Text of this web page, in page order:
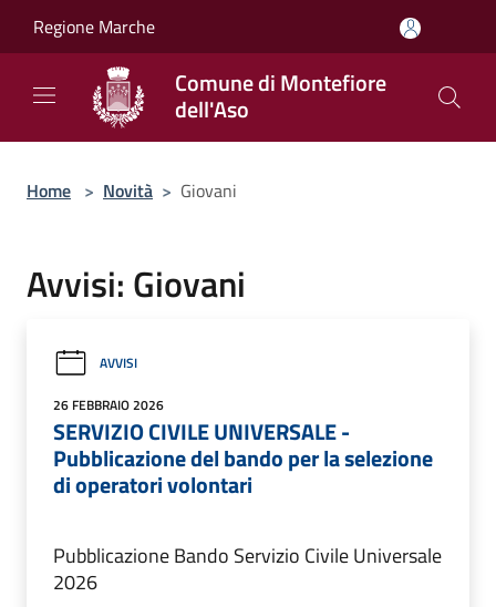
Regione Marche
Comune di Montefiore
dell'Aso
Home > Novità > Giovani
Avvisi: Giovani
AVVISI
26 FEBBRAIO 2026
SERVIZIO CIVILE UNIVERSALE -
Pubblicazione del bando per la selezione
di operatori volontari
Pubblicazione Bando Servizio Civile Universale
2026